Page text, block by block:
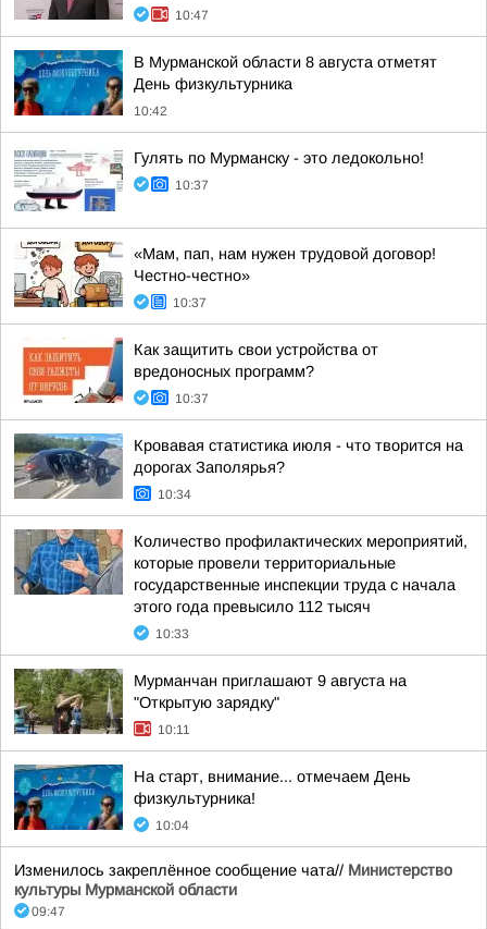
10:47
В Мурманской области 8 августа отметят
День физкультурника
10:42
Гулять по Мурманску - это ледокольно!
10:37
«Мам, пап, нам нужен трудовой договор!
Честно-честно»
10:37
Как защитить свои устройства от
вредоносных программ?
10:37
Кровавая статистика июля - что творится на
дорогах Заполярья?
10:34
Количество профилактических мероприятий,
которые провели территориальные
государственные инспекции труда с начала
этого года превысило 112 тысяч
10:33
Мурманчан приглашают 9 августа на
"Открытую зарядку"
10:11
На старт, внимание... отмечаем День
физкультурника!
10:04
Изменилось закреплённое сообщение чата// Министерство
культуры Мурманской области
09:47